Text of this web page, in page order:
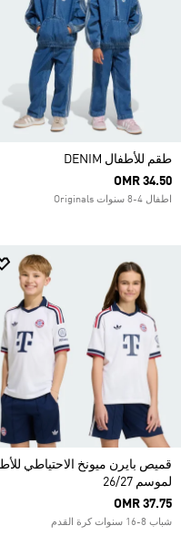
طقم للأطفال DENIM
OMR 34.50
اطفال 4-8 سنوات Originals
قميص بايرن ميونخ الاحتياطي
لموسم 26/27
OMR 37.75
شباب 8-16 سنوات كرة القدم